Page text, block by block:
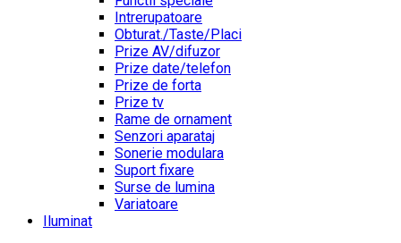
Intrerupatoare
Obturat./Taste/Placi
Prize AV/difuzor
Prize date/telefon
Prize de forta
Prize tv
Rame de ornament
Senzori aparataj
Sonerie modulara
Suport fixare
Surse de lumina
Variatoare
Iluminat